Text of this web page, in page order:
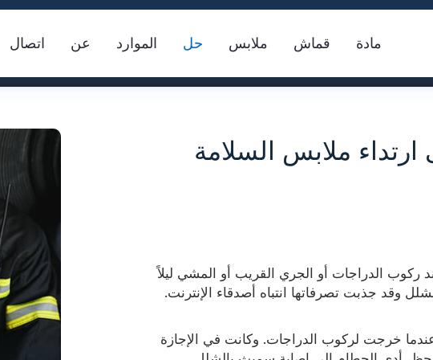
مادة قماش ملابس حل الموارد عن اتصال
سترة السلامة شريط عاكس FR مادة عاكسة
النسيج
ملابس السلامة
ركوب الدراجات أو الجري القريب أو المشي ليلاً
وقد جذبت تصرفاتها انتباه أصدقاء الإنترنت.
خرجت لركوب الدراجات. وكانت في الإجازة